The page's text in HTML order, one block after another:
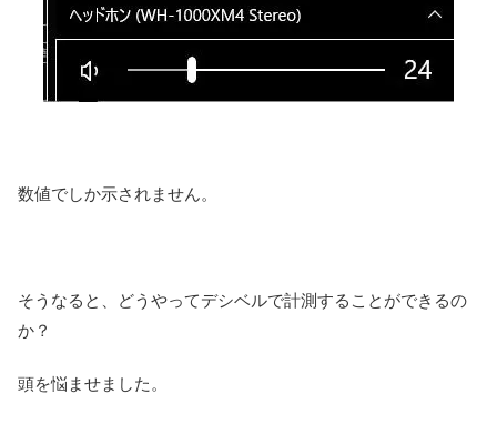
数値でしか示されません。
そうなると、どうやってデシベルで計測することができるの
か？
頭を悩ませました。